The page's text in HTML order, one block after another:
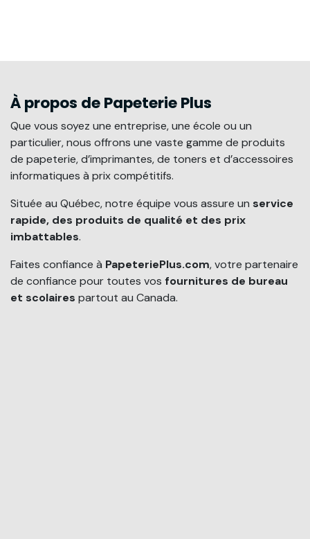
À propos de Papeterie Plus
Que vous soyez une entreprise, une école ou un
particulier, nous offrons une vaste gamme de produits
de papeterie, d’imprimantes, de toners et d’accessoires
informatiques à prix compétitifs.
Située au Québec, notre équipe vous assure un service
rapide, des produits de qualité et des prix
imbattables.
Faites confiance à PapeteriePlus.com, votre partenaire
de confiance pour toutes vos fournitures de bureau
et scolaires partout au Canada.